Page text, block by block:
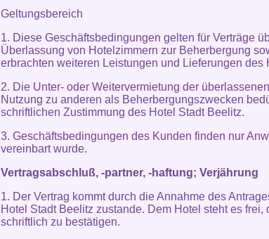
Geltungsbereich
1. Diese Geschäftsbedingungen gelten für Verträge
Überlassung von Hotelzimmern zur Beherbergung
erbrachten weiteren Leistungen und Lieferungen des
2. Die Unter- oder Weitervermietung der
Nutzung zu anderen als Beherbergungszwecken
schriftlichen Zustimmung des Hotel Stadt Beelitz.
3. Geschäftsbedingungen des Kunden finden nur
vereinbart wurde.
Vertragsabschluß, -partner, -haftung; Verjährung
1. Der Vertrag kommt durch die Annahme des
Hotel Stadt Beelitz zustande. Dem Hotel steht es frei,
schriftlich zu bestätigen.